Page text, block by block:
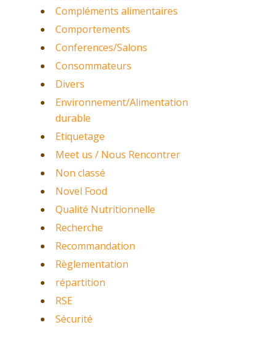
Compléments alimentaires
Comportements
Conferences/Salons
Consommateurs
Divers
Environnement/Alimentation
durable
Etiquetage
Meet us / Nous Rencontrer
Non classé
Novel Food
Qualité Nutritionnelle
Recherche
Recommandation
Règlementation
répartition
RSE
Sécurité